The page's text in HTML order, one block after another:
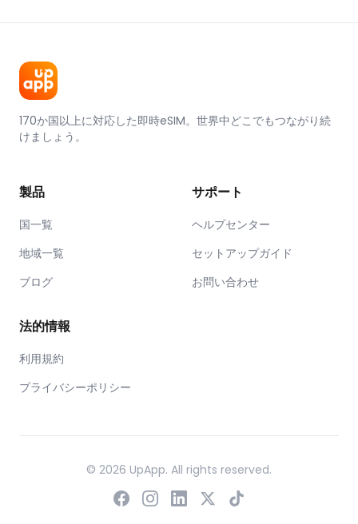
170か国以上に対応した即時eSIM。世界中どこでもつながり続
けましょう。
製品
国一覧
地域一覧
ブログ
サポート
ヘルプセンター
セットアップガイド
お問い合わせ
法的情報
利用規約
プライバシーポリシー
© 2026 UpApp. All rights reserved.